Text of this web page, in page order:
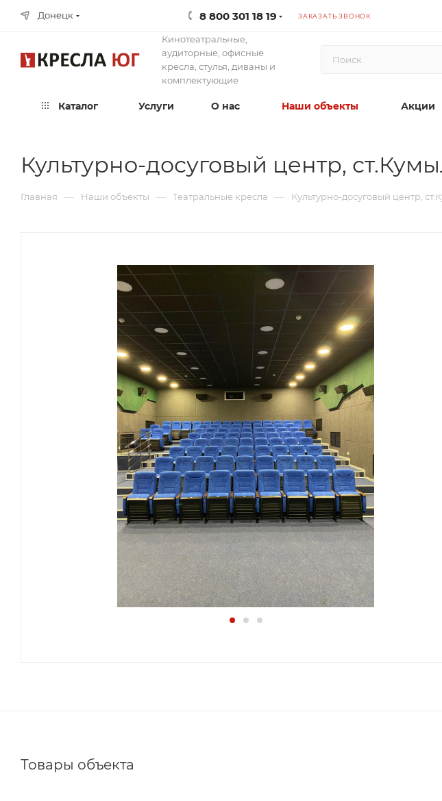
Донецк 8 800 301 18 19 ЗАКАЗАТЬ ЗВОНОК
Кинотеатральные,
аудиторные, офисные
кресла, стулья, диваны и
комплектующие
Каталог Услуги О нас Наши объекты Акции
Культурно-досуговый центр,
Главная — Наши объекты — Театральные кресла — Культурно-досуговый центр,
Товары объекта